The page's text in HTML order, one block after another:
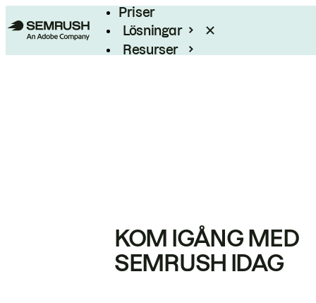
Priser
Lösningar
Resurser
KOM IGÅNG MED
SEMRUSH IDAG